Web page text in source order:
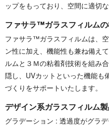
ップをもっており、空間に適切
ファサラ™ガラスフィルム
ファサラ™ガラスフィルムは、
ン性に加え、機能性も兼ね備え
ルムと３Ｍの粘着剤技術を組み
隠し、UVカットといった機能も
づくりをサポートいたします。
デザイン系ガラスフィルム
グラデーション : 透過度がグラ